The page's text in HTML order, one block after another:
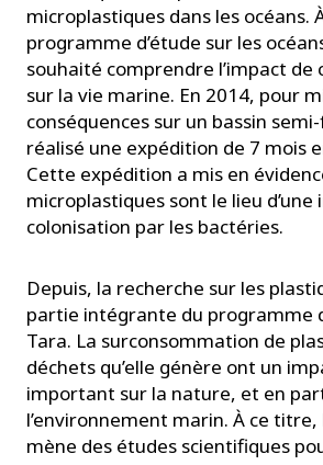
microplastiques dans les océans.
programme d’étude sur les
souhaité comprendre l’impact
sur la vie marine. En 2014, pour
conséquences sur un bassin
réalisé une expédition de 7 mois
Cette expédition a mis en
microplastiques sont le lieu d’une
colonisation par les bactéries.
Depuis, la recherche sur les
partie intégrante du programme
Tara. La surconsommation de
déchets qu’elle génère ont un
important sur la nature, et en
l’environnement marin. À ce
mène des études scientifiques